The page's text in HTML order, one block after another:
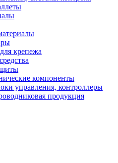
крепежа
компоненты
управления, контроллеры
продукция